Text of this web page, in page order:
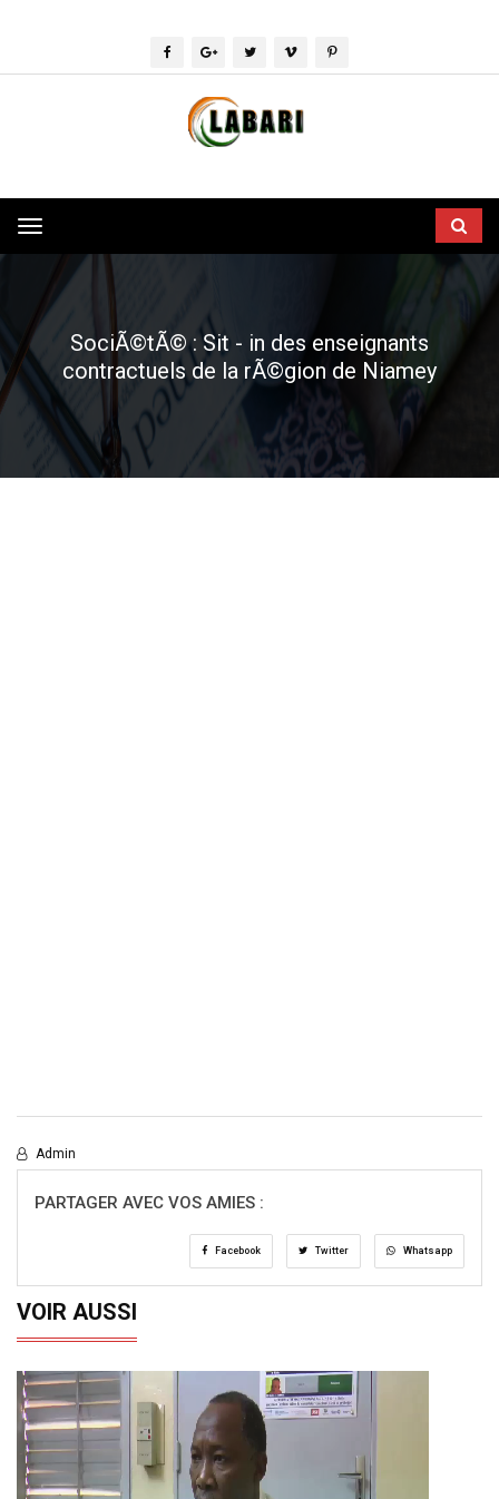
Toggle
navigation
SociÃ©tÃ© : Sit - in des enseignants
contractuels de la rÃ©gion de Niamey
Admin
PARTAGER AVEC VOS AMIES :
Facebook Twitter Whatsapp
VOIR AUSSI